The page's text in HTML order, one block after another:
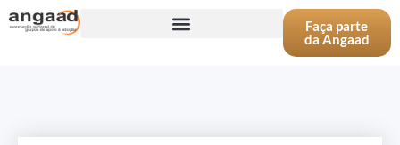
Faça parte
da Angaad